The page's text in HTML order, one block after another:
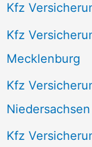
Kfz
Kfz
Mecklenburg
Kfz
Niedersachsen
Kfz